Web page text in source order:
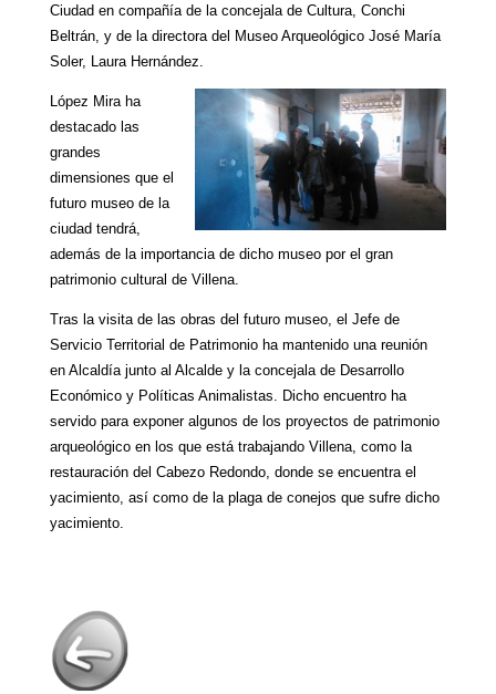
Ciudad en compañía de la concejala de Cultura, Conchi
Beltrán, y de la directora del Museo Arqueológico José María
Soler, Laura Hernández.
López Mira ha
destacado las
grandes
dimensiones que el
futuro museo de la
ciudad tendrá,
además de la importancia de dicho museo por el gran
patrimonio cultural de Villena.
Tras la visita de las obras del futuro museo, el Jefe de
Servicio Territorial de Patrimonio ha mantenido una reunión
en Alcaldía junto al Alcalde y la concejala de Desarrollo
Económico y Políticas Animalistas. Dicho encuentro ha
servido para exponer algunos de los proyectos de patrimonio
arqueológico en los que está trabajando Villena, como la
restauración del Cabezo Redondo, donde se encuentra el
yacimiento, así como de la plaga de conejos que sufre dicho
yacimiento.